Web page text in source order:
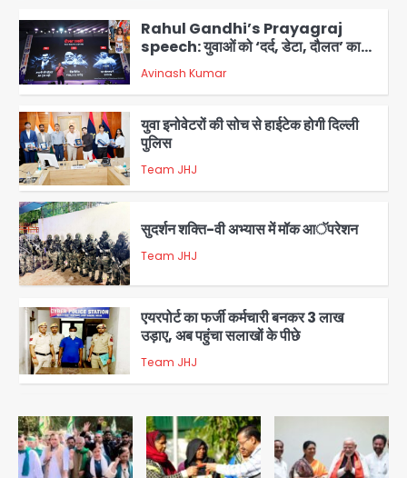
2
Rahul Gandhi’s Prayagraj
speech: युवाओं को ‘दर्द, डेटा, दौलत’ का
संदेश, बीजेपी का वार
Avinash Kumar
3
युवा इनोवेटरों की सोच से हाईटेक होगी दिल्ली
पुलिस
Team JHJ
4
सुदर्शन शक्ति-वी अभ्यास में मॉक आॅपरेशन
Team JHJ
5
एयरपोर्ट का फर्जी कर्मचारी बनकर 3 लाख
उड़ाए, अब पहुंचा सलाखों के पीछे
Team JHJ
1
Noida Sector-49: सेक्टर-49 में 18
साल की मेड ने की खुदकुशी, शरीर पर नहीं मिली
कोई बाहरी
Avinash Kumar